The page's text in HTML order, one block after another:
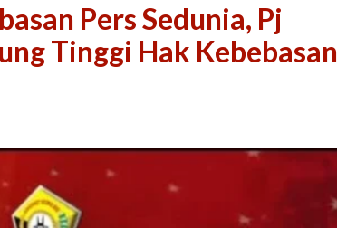
Pers Sedunia, Pj
Tinggi Hak Kebebasan